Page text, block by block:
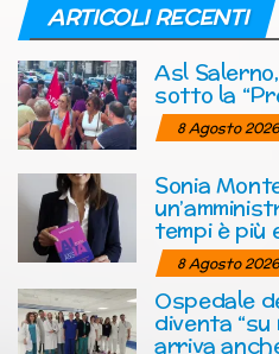
ARTICOLI RECENTI
Asl
sotto la
8 Agosto 2026
Sonia
tempi è
8 Agosto 2026
Ospedale
diventa “su
arriva